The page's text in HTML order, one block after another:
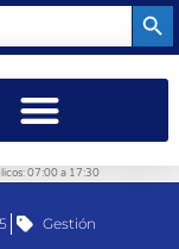
07:00 a 17:30
Gestión